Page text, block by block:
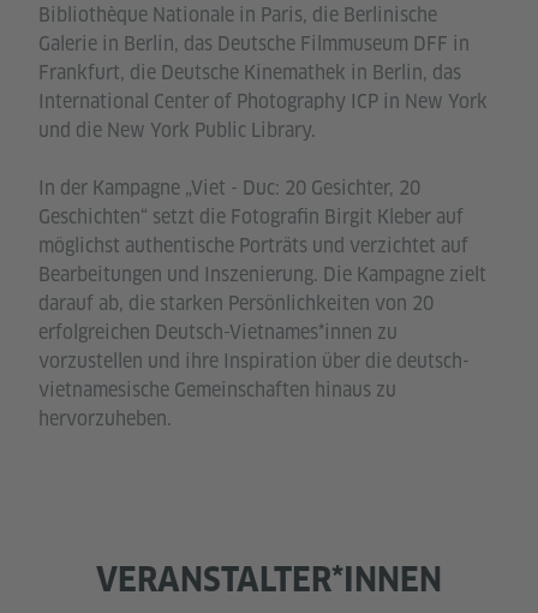
Bibliothèque Nationale in Paris, die Berlinische
Galerie in Berlin, das Deutsche Filmmuseum DFF in
Frankfurt, die Deutsche Kinemathek in Berlin, das
International Center of Photography ICP in New York
und die New York Public Library.
In der Kampagne „Viet - Duc: 20 Gesichter, 20
Geschichten“ setzt die Fotografin Birgit Kleber auf
möglichst authentische Porträts und verzichtet auf
Bearbeitungen und Inszenierung. Die Kampagne zielt
darauf ab, die starken Persönlichkeiten von 20
erfolgreichen Deutsch-Vietnames*innen zu
vorzustellen und ihre Inspiration über die deutsch-
vietnamesische Gemeinschaften hinaus zu
hervorzuheben.
VERANSTALTER*INNEN